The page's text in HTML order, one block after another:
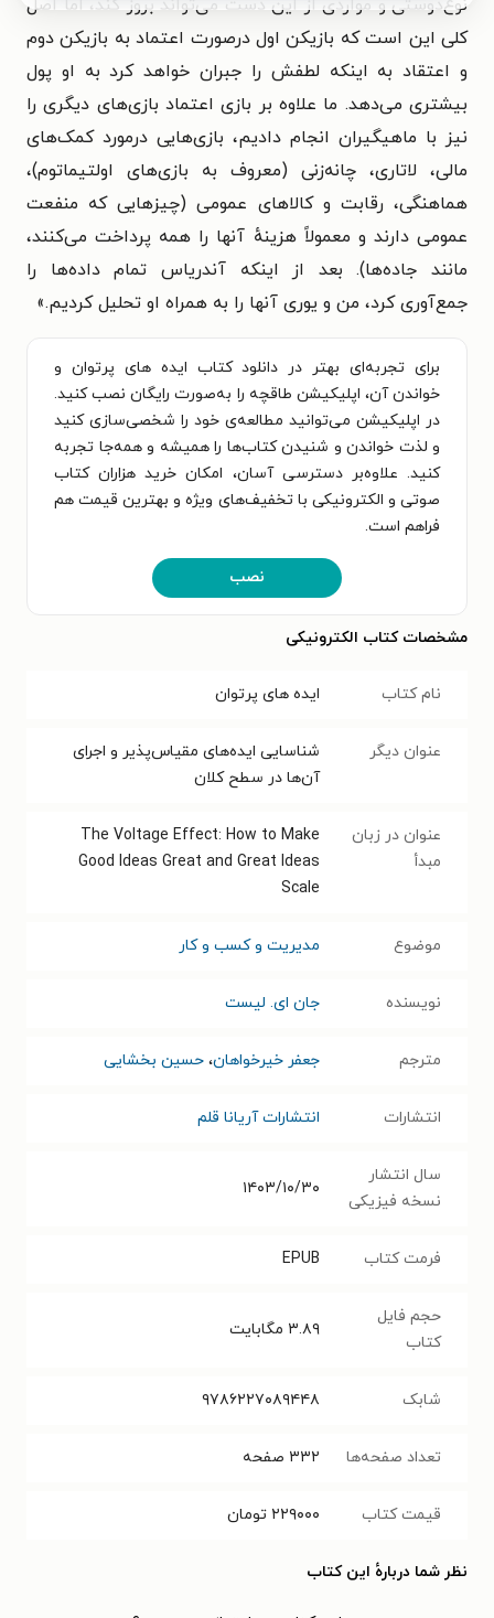
نوع‌دوستی و مواردی از این دست می‌تواند بروز کند، اما اصل
کلی این است که بازیکن اول درصورت اعتماد به بازیکن دوم
و اعتقاد به اینکه لطفش را جبران خواهد کرد به او پول
بیشتری می‌دهد. ما علاوه بر بازی اعتماد بازی‌های دیگری را
نیز با ماهیگیران انجام دادیم، بازی‌هایی درمورد کمک‌های
مالی، لاتاری، چانه‌زنی (معروف به بازی‌های اولتیماتوم)،
هماهنگی، رقابت و کالاهای عمومی (چیزهایی که منفعت
عمومی دارند و معمولاً هزینهٔ آنها را همه پرداخت می‌کنند،
مانند جاده‌ها). بعد از اینکه آندریاس تمام داده‌ها را
جمع‌آوری کرد، من و یوری آنها را به همراه او تحلیل کردیم.»
برای تجربه‌ای بهتر در دانلود کتاب ایده‌ های پرتوان و
خواندن آن، اپلیکیشن طاقچه را به‌صورت رایگان نصب کنید.
در اپلیکیشن می‌توانید مطالعه‌ی خود را شخصی‌سازی کنید
و لذت خواندن و شنیدن کتاب‌ها را همیشه و همه‌جا تجربه
کنید. علاوه‌بر دسترسی آسان، امکان خرید هزاران کتاب
صوتی و الکترونیکی با تخفیف‌های ویژه و بهترین قیمت هم
فراهم است.
نصب
مشخصات کتاب الکترونیکی
نام کتاب ایده‌ های پرتوان
عنوان دیگر
شناسایی ایده‌های مقیاس‌پذیر و اجرای
آن‌ها در سطح کلان
عنوان در زبان
مبدأ
The Voltage Effect: How to Make
Good Ideas Great and Great Ideas
Scale
موضوع مدیریت و کسب و کار
نویسنده جان ای. لیست
مترجم جعفر خیرخواهان، حسین بخشایی
انتشارات انتشارات آریانا قلم
سال انتشار
نسخه فیزیکی
۱۴۰۳/۱۰/۳۰
فرمت کتاب EPUB
حجم فایل
کتاب
۳.۸۹ مگابایت
شابک ۹۷۸۶۲۲۷۰۸۹۴۴۸
تعداد صفحه‌ها ۳۳۲ صفحه
قیمت کتاب ۲۲۹۰۰۰ تومان
نظر شما دربارهٔ این کتاب